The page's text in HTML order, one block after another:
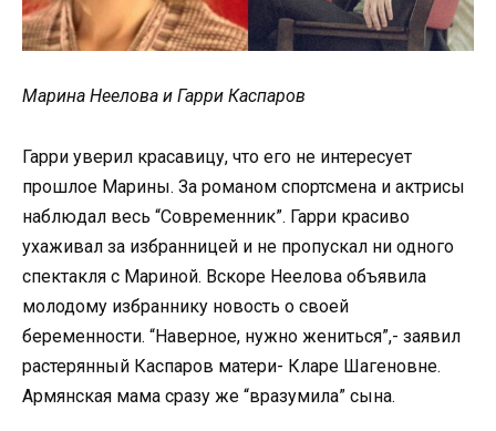
Марина Неелова и Гарри Каспаров
Гарри уверил красавицу, что его не интересует
прошлое Марины. За романом спортсмена и актрисы
наблюдал весь “Современник”. Гарри красиво
ухаживал за избранницей и не пропускал ни одного
спектакля с Мариной. Вскоре Неелова объявила
молодому избраннику новость о своей
беременности. “Наверное, нужно жениться”,- заявил
растерянный Каспаров матери- Кларе Шагеновне.
Армянская мама сразу же “вразумила” сына.